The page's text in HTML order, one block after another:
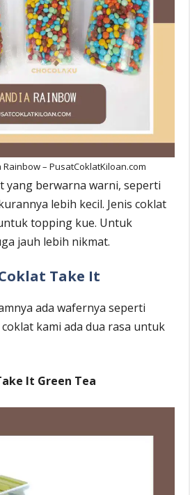
Rainbow – PusatCoklatKiloan.com
yang berwarna warni, seperti
lebih kecil. Jenis coklat
topping kue. Untuk
jauh lebih nikmat.
Take It
ada wafernya seperti
kami ada dua rasa untuk
It Green Tea